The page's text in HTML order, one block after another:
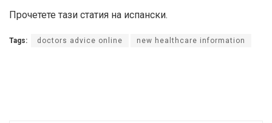
Прочетете тази статия на испански.
Tags: doctors advice online new healthcare information